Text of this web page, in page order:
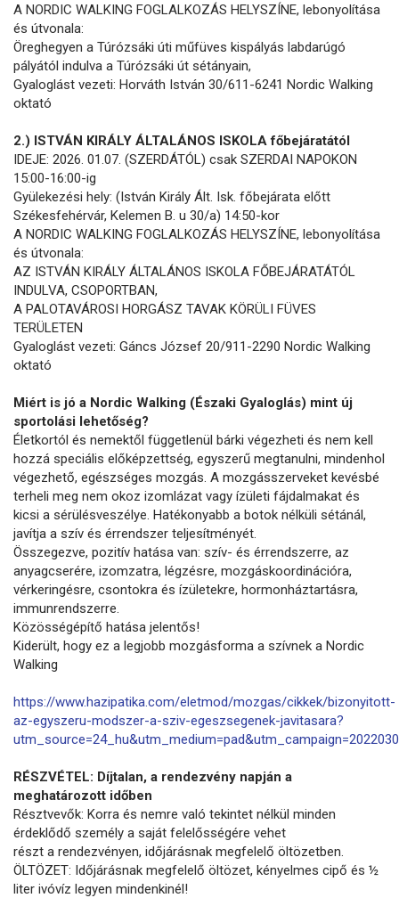
A NORDIC WALKING FOGLALKOZÁS HELYSZÍNE, lebonyolítása
és útvonala:
Öreghegyen a Túrózsáki úti műfüves kispályás labdarúgó
pályától indulva a Túrózsáki út sétányain,
Gyaloglást vezeti: Horváth István 30/611-6241 Nordic Walking
oktató
2.) ISTVÁN KIRÁLY ÁLTALÁNOS ISKOLA főbejáratától
IDEJE: 2026. 01.07. (SZERDÁTÓL) csak SZERDAI NAPOKON
15:00-16:00-ig
Gyülekezési hely: (István Király Ált. Isk. főbejárata előtt
Székesfehérvár, Kelemen B. u 30/a) 14:50-kor
A NORDIC WALKING FOGLALKOZÁS HELYSZÍNE, lebonyolítása
és útvonala:
AZ ISTVÁN KIRÁLY ÁLTALÁNOS ISKOLA FŐBEJÁRATÁTÓL
INDULVA, CSOPORTBAN,
A PALOTAVÁROSI HORGÁSZ TAVAK KÖRÜLI FÜVES
TERÜLETEN
Gyaloglást vezeti: Gáncs József 20/911-2290 Nordic Walking
oktató
Miért is jó a Nordic Walking (Északi Gyaloglás) mint új
sportolási lehetőség?
Életkortól és nemektől függetlenül bárki végezheti és nem kell
hozzá speciális előképzettség, egyszerű megtanulni, mindenhol
végezhető, egészséges mozgás. A mozgásszerveket kevésbé
terheli meg nem okoz izomlázat vagy ízületi fájdalmakat és
kicsi a sérülésveszélye. Hatékonyabb a botok nélküli sétánál,
javítja a szív és érrendszer teljesítményét.
Összegezve, pozitív hatása van: szív- és érrendszerre, az
anyagcserére, izomzatra, légzésre, mozgáskoordinációra,
vérkeringésre, csontokra és ízületekre, hormonháztartásra,
immunrendszerre.
Közösségépítő hatása jelentős!
Kiderült, hogy ez a legjobb mozgásforma a szívnek a Nordic
Walking
https://www.hazipatika.com/eletmod/mozgas/cikkek/bizonyitott-
az-egyszeru-modszer-a-sziv-egeszsegenek-javitasara?
RÉSZVÉTEL: Díjtalan, a rendezvény napján a
meghatározott időben
Résztvevők: Korra és nemre való tekintet nélkül minden
érdeklődő személy a saját felelősségére vehet
részt a rendezvényen, időjárásnak megfelelő öltözetben.
ÖLTÖZET: Időjárásnak megfelelő öltözet, kényelmes cipő és ½
liter ivóvíz legyen mindenkinél!